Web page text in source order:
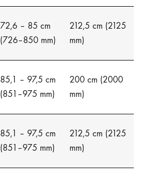
72,6 – 85 cm
(726–850 mm)
212,5 cm (2125
mm)
85,1 – 97,5 cm
(851–975 mm)
200 cm (2000
mm)
85,1 – 97,5 cm
(851–975 mm)
212,5 cm (2125
mm)